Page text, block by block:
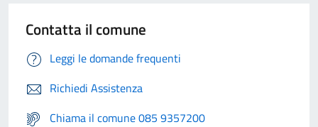
Contatta il comune
Leggi le domande frequenti
Richiedi Assistenza
Chiama il comune 085 9357200